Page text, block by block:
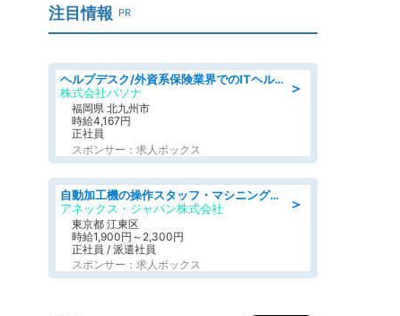
注目情報 PR
＞
ヘルプデスク/外資系保険業界でのITヘルプデスク業務/駅近/即日勤務可/ヘルプデスク
株式会社パソナ
福岡県 北九州市
時給4,167円
正社員
スポンサー：求人ボックス
＞
自動加工機の操作スタッフ・マシニングセンタ/工業系卒歓迎/未経験OK/週休2日制/転勤なし/男女活躍
アネックス・ジャパン株式会社
東京都 江東区
時給1,900円～2,300円
正社員 / 派遣社員
スポンサー：求人ボックス